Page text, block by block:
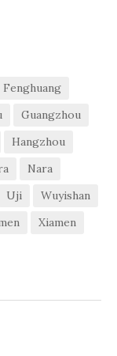
Fenghuang
Guangzhou
Hangzhou
Nara
Uji
Wuyishan
Xiamen